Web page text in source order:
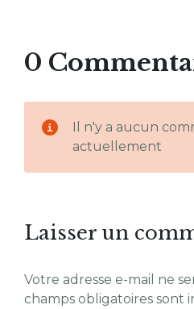
0
Il n'y a aucun
actuellement
Laisser un
Votre adresse e-mail ne
champs obligatoires sont